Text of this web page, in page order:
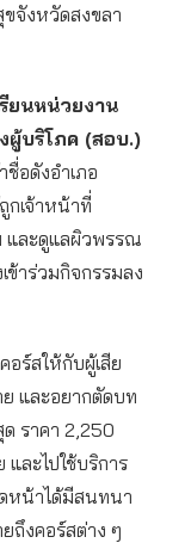
จังหวัดสงขลา
รียนหน่วยงาน
ผู้บริโภค (สอบ.)
ชื่อดังอำเภอ
กเจ้าหน้าที่
และดูแลผิวพรรณ
ข้าร่วมกิจกรรมลง
ร์สให้กับผู้เสีย
และอยากตัดบท
ราคา 2,250
และไปใช้บริการ
หน้าได้มีสนทนา
ถึงคอร์สต่าง ๆ